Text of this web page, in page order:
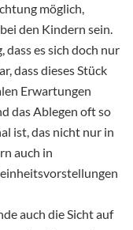
möglich,
den Kindern sein.
dass es sich doch nur
dass dieses Stück
Erwartungen
das Ablegen oft so
ist, das nicht nur in
auch in
auch die Sicht auf